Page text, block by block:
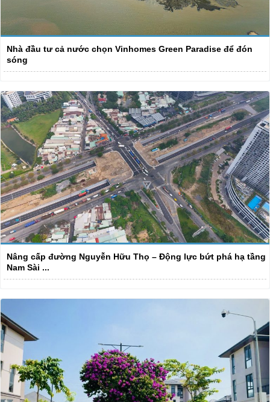
Nhà đầu tư cả nước chọn Vinhomes Green Paradise để đón
sóng
Nâng cấp đường Nguyễn Hữu Thọ – Động lực bứt phá hạ tầng
Nam Sài ...